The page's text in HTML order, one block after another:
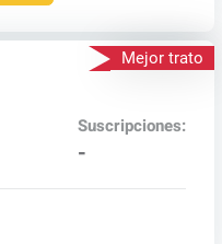
Mejor trato
Suscripciones:
-